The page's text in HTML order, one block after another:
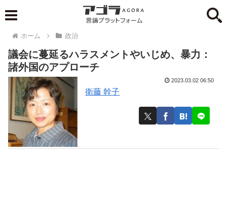
ホーム 政治
議会に蔓延るハラスメントやいじめ、暴力：
諸外国のアプローチ
衛藤 幹子
2023.03.02 06:50